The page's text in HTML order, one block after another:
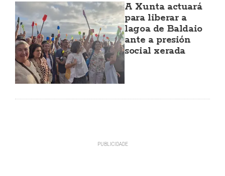
A Xunta actuará
para liberar a
lagoa de Baldaio
ante a presión
social xerada